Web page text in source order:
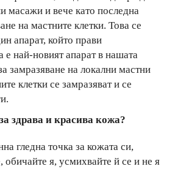
масажи и вече като последна
на мастните клетки. Това се
апарат, който прави
е най-новият апарат в нашата
замразяване на локални мастни
клетки се замразяват и се
здрава и красива кожа?
гледна точка за кожата си,
обичайте я, усмихвайте й се и не я